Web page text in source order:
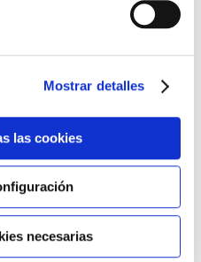
Mostrar detalles
las cookies
necesarias
base agua. En zonas de
con placas, silestone,
dañaría el papel. Su
y tira en seco, sin
sobre un soporte de